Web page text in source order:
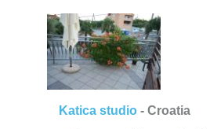
Katica studio - Croatia